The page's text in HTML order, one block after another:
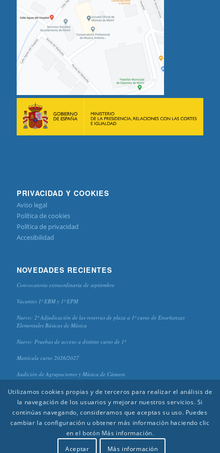
PRIVACIDAD Y COOKIES
Aviso legal
Política de cookies
Política de privacidad
Accesibilidad
NOVEDADES RECIENTES
Convocatoria extraordinaria de septiembre
Vacantes 1º EBM y 1º EPM
Nuevo: 2º Adjudicación de las reservas de plaza a 1º curso de Enseñanzas
Elementales Básicas de Música
Nuevo: Pruebas de acceso a distinto curso de 1º
Matrícula curso 2026/2027
Audición de Agrupaciones y Música de Cámara
© 2020 CPM "Antonio Lorenzo" - Diseño y edición:Aída Reinoso
Utilizamos cookies propias y de terceros para realizar el análisis de
la navegación de los usuarios y mejorar nuestros servicios. Si
continúas navegando, consideramos que aceptas su uso. Puedes
cambiar la configuración u obtener más información haciendo clic
en el botón Más información.
Aceptar
Más información